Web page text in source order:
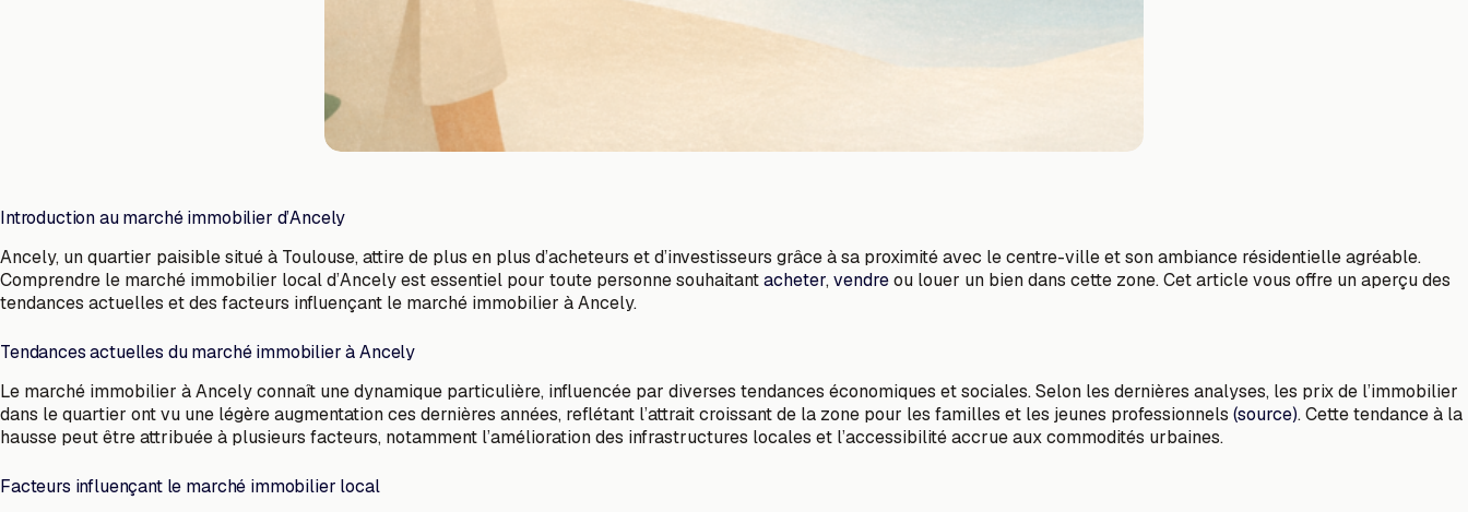
Introduction au marché immobilier d’Ancely
Ancely, un quartier paisible situé à Toulouse, attire de plus en plus d’acheteurs et d’investisseurs grâce à sa proximité avec le centre-ville et son ambiance résidentielle agréable.
Comprendre le marché immobilier local d’Ancely est essentiel pour toute personne souhaitantacheter,vendreou louer un bien dans cette zone. Cet article vous offre un aperçu des
tendances actuelles et des facteurs influençant le marché immobilier à Ancely.
Tendances actuelles du marché immobilier à Ancely
Le marché immobilier à Ancely connaît une dynamique particulière, influencée par diverses tendances économiques et sociales. Selon les dernières analyses, les prix de l’immobilier
dans le quartier ont vu une légère augmentation ces dernières années, reflétant l’attrait croissant de la zone pour les familles et les jeunes professionnels (source). Cette tendance à la
hausse peut être attribuée à plusieurs facteurs, notamment l’amélioration des infrastructures locales et l’accessibilité accrue aux commodités urbaines.
Facteurs influençant le marché immobilier local